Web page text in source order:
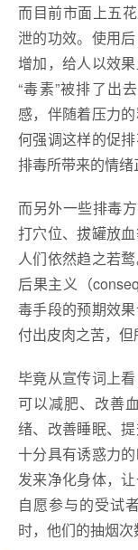
而目前市面上五
泄的功效。使用
增加，给人以效
“毒素”被排了出
感，伴随着压力
何强调这样的促
排毒所带来的情绪
而另外一些排毒
打穴位、拔罐放
人们依然趋之若
后果主义（
毒手段的预期效
付出皮肉之苦，但
毕竟从宣传词上
可以减肥、改善
绪、改善睡眠、
十分具有诱惑力
发来净化身体，
自愿参与的受试
时，他们的抽烟次